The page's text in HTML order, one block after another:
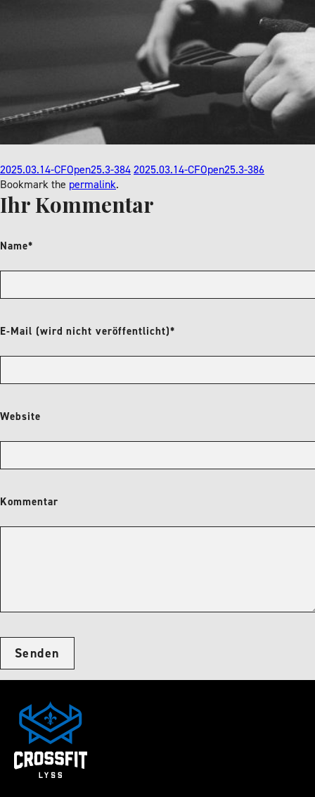
2025.03.14-CFOpen25.3-3842025.03.14-CFOpen25.3-386
Bookmark the permalink.
Ihr Kommentar
Name*
E-Mail (wird nicht veröffentlicht)*
Website
Kommentar